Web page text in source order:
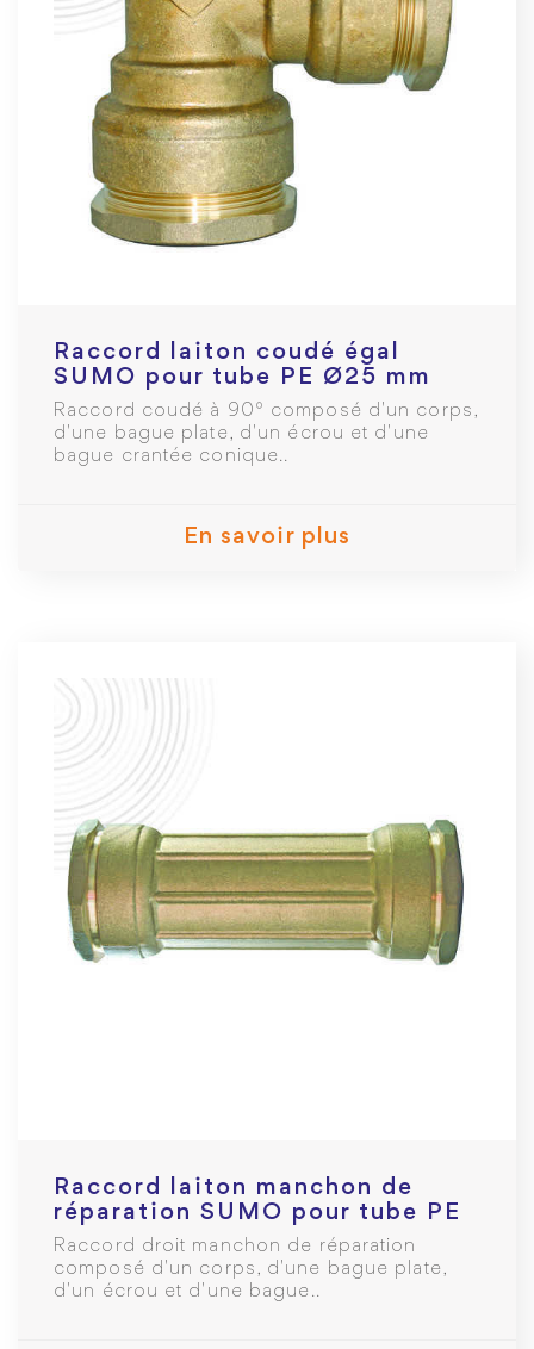
Raccord laiton coudé égal
SUMO pour tube PE Ø25 mm
Raccord coudé à 90° composé d'un corps,
d'une bague plate, d'un écrou et d'une
bague crantée conique..
En savoir plus
Raccord laiton manchon de
réparation SUMO pour tube PE
Ø25 mm
Raccord droit manchon de réparation
composé d'un corps, d'une bague plate,
d'un écrou et d'une bague..